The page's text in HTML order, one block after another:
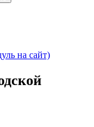
на сайт)